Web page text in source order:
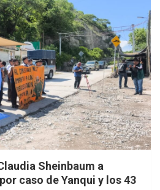
Sheinbaum a
caso de Yanqui y los 43